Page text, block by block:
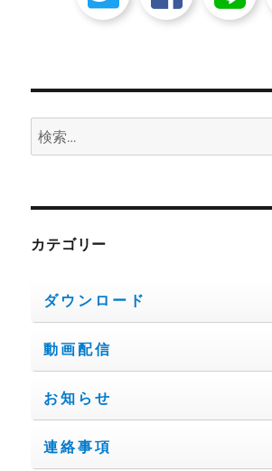
検
索:
カテゴリー
ダウンロード
動画配信
お知らせ
連絡事項